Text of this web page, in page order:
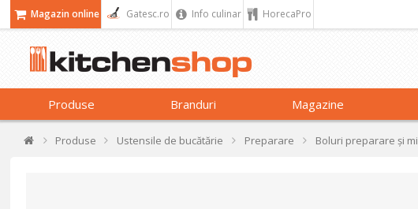
Magazin online Gatesc.ro Info culinar HorecaPro
Produse Branduri Magazine
Produse Ustensile de bucătărie Preparare Boluri preparare și